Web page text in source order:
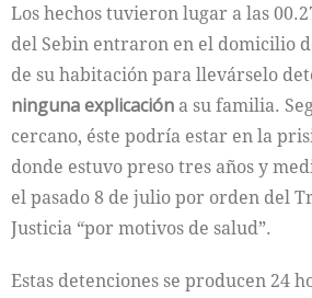
Los hechos tuvieron lugar a las
del Sebin entraron en el domicilio
de su habitación para llevárselo
ninguna explicación a su familia.
cercano, éste podría estar en la
donde estuvo preso tres años y
el pasado 8 de julio por orden del
Justicia “por motivos de salud”.
Estas detenciones se producen 24